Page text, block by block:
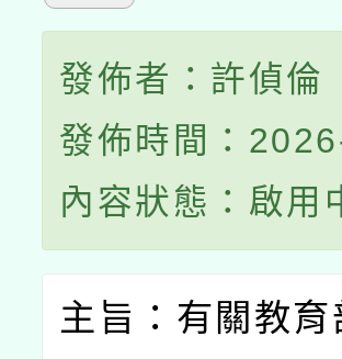
發佈者：許偵倫
發佈時間：
內容狀態：啟用
主旨：有關教